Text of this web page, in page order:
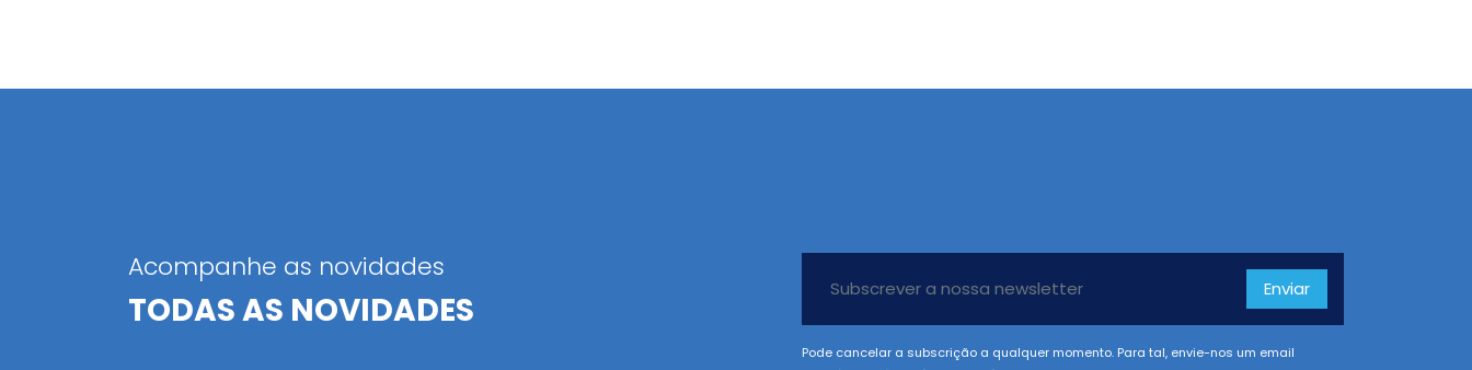
Acompanhe as novidades
TODAS AS NOVIDADES
Enviar
Pode cancelar a subscrição a qualquer momento. Para tal, envie-nos um email